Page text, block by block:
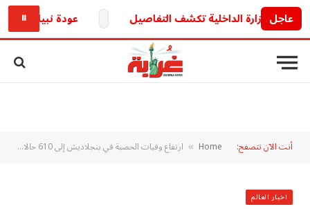
عاجل عودة نبيلة الإذاعية
⏸
أنت الآن تتصفح: Home
» ارتفاع وفيات الحصبة في بنجلاديش إلى 610 حالات والأطفال الأكثر تضررا
اخبار العالم